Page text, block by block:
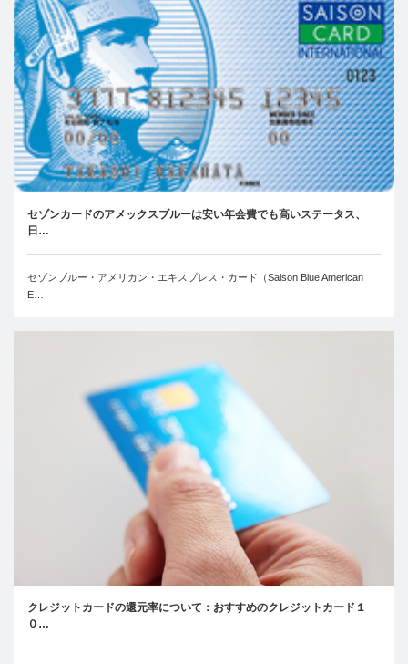
セゾンカードのアメックスブルーは安い年会費でも高いステータス、
日…
セゾンブルー・アメリカン・エキスプレス・カード（Saison Blue American
E…
クレジットカードの還元率について：おすすめのクレジットカード１
０…